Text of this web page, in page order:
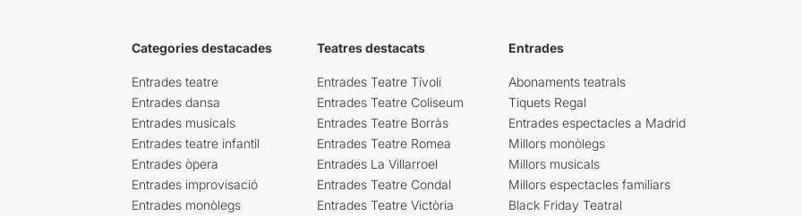
Categories destacades
Entrades teatre
Entrades dansa
Entrades musicals
Entrades teatre infantil
Entrades òpera
Entrades improvisació
Entrades monòlegs
Teatres destacats
Entrades Teatre Tívoli
Entrades Teatre Coliseum
Entrades Teatre Borràs
Entrades Teatre Romea
Entrades La Villarroel
Entrades Teatre Condal
Entrades Teatre Victòria
Entrades
Abonaments teatrals
Tiquets Regal
Entrades espectacles a Madrid
Millors monòlegs
Millors musicals
Millors espectacles familiars
Black Friday Teatral